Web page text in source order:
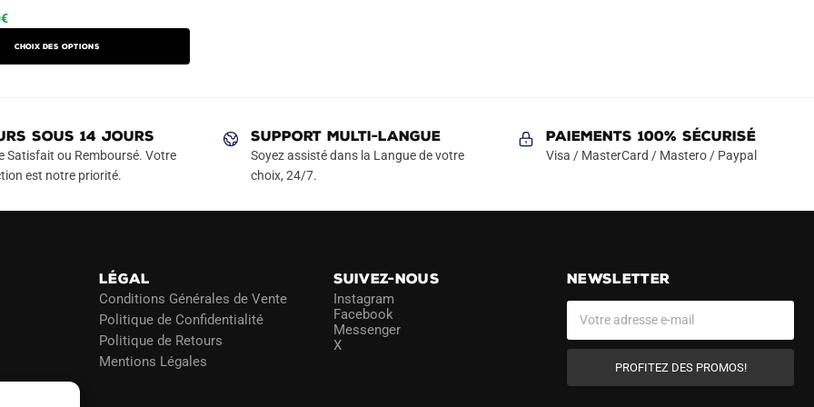
€Le
Choix des options
Ce
produit
a
Les
options
peuvent
SOUS 14 JOURS
Satisfait ou Remboursé. Votre
est notre priorité.
SUPPORT MULTI-LANGUE
Soyez assisté dans la Langue de votre
choix, 24/7.
Paiements 100% Sécurisé
Visa / MasterCard / Mastero / Paypal
LÉGAL
Conditions Générales de Vente
Politique de Confidentialité
Politique de Retours
Mentions Légales
SUIVEZ-NOUS
Instagram
Facebook
Messenger
X
NEWSLETTER
PROFITEZ DES PROMOS!